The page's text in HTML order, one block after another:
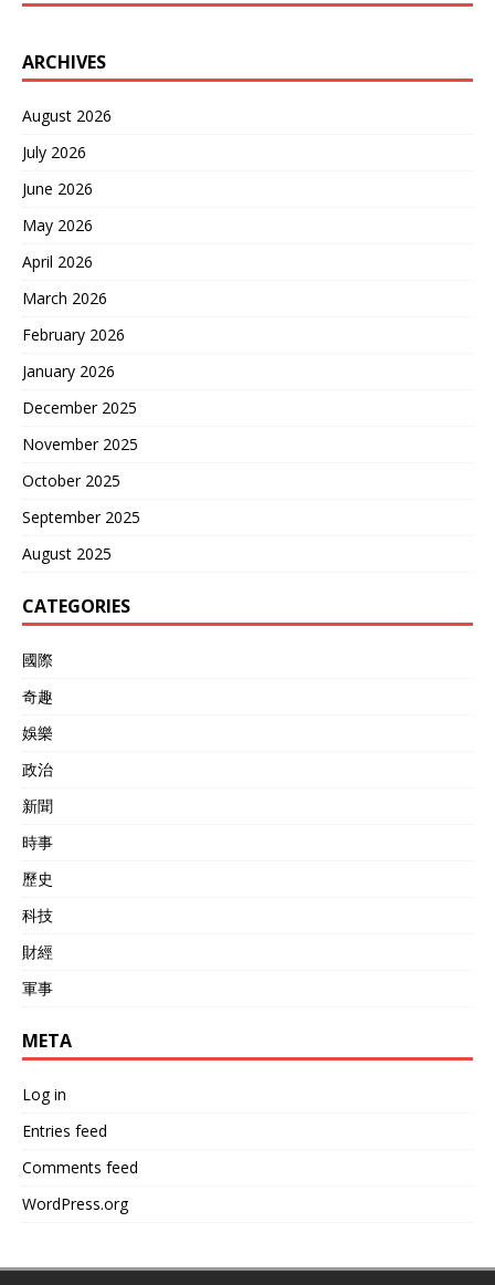
ARCHIVES
August 2026
July 2026
June 2026
May 2026
April 2026
March 2026
February 2026
January 2026
December 2025
November 2025
October 2025
September 2025
August 2025
CATEGORIES
國際
奇趣
娛樂
政治
新聞
時事
歷史
科技
財經
軍事
META
Log in
Entries feed
Comments feed
WordPress.org